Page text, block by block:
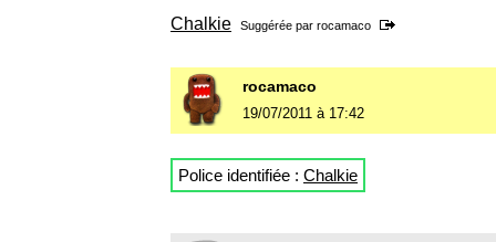
Chalkie Suggérée par rocamaco
rocamaco
19/07/2011 à 17:42
Police identifiée : Chalkie